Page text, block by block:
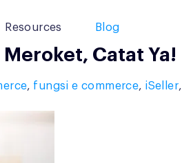
Resources Blog
Catat Ya!
, fungsi e commerce, iSeller,